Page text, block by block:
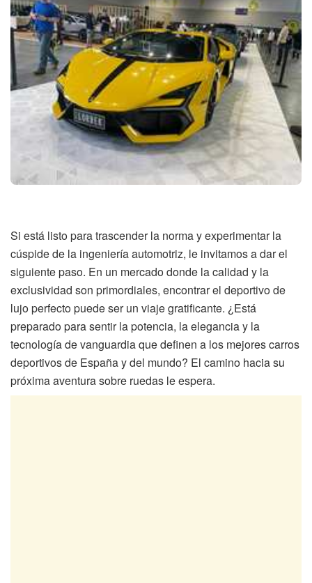
Si está listo para trascender la norma y experimentar la
cúspide de la ingeniería automotriz, le invitamos a dar el
siguiente paso. En un mercado donde la calidad y la
exclusividad son primordiales, encontrar el deportivo de
lujo perfecto puede ser un viaje gratificante. ¿Está
preparado para sentir la potencia, la elegancia y la
tecnología de vanguardia que definen a los mejores carros
deportivos de España y del mundo? El camino hacia su
próxima aventura sobre ruedas le espera.